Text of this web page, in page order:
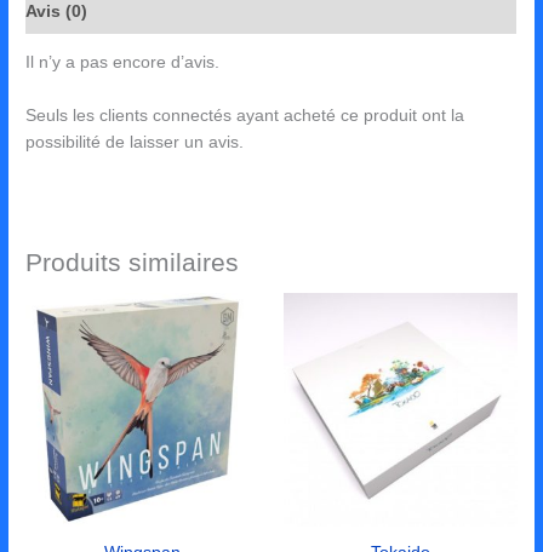
Avis (0)
Il n’y a pas encore d’avis.
Seuls les clients connectés ayant acheté ce produit ont la
possibilité de laisser un avis.
Produits similaires